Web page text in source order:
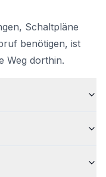
Schaltpläne
benötigen, ist
Weg dorthin.